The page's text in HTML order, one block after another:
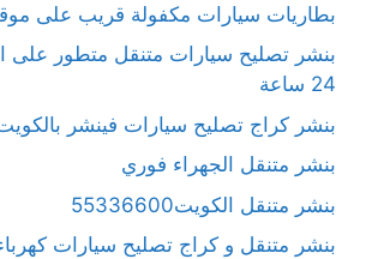
بطاريات سيارات مكفولة قريب على
بنشر تصليح سيارات متنقل متطور على
24 ساعة
بنشر كراج تصليح سيارات فينشر
بنشر متنقل الجهراء فوري
بنشر متنقل الكويت55336600
بنشر متنقل و كراج تصليح سيارات